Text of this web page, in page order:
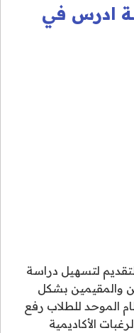
ادرس في
لتسهيل دراسة
والمقيمين بشكل
الموحد للطلاب رفع
الأكاديمية